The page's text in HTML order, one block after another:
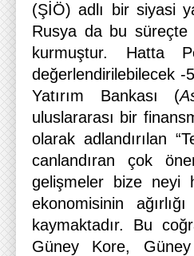
(ŞİÖ) adlı bir siyasi
Rusya da bu süreçte
kurmuştur. Hatta
değerlendirilebilecek -
Yatırım Bankası (
uluslararası bir
olarak adlandırılan
canlandıran çok
gelişmeler bize neyi
ekonomisinin
kaymaktadır. Bu
Güney Kore,